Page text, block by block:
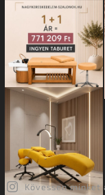
Kövessen minket